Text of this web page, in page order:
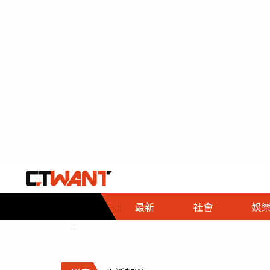
::: 最新 社會
社會首頁
時事
調查
娛樂
娛樂首頁
即時
財經首頁
熱線
政